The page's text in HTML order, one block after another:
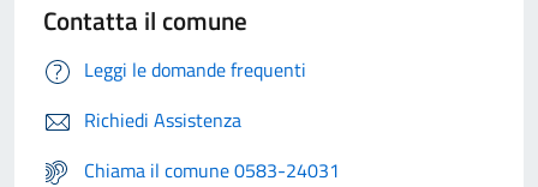
Contatta il comune
Leggi le domande frequenti
Richiedi Assistenza
Chiama il comune 0583-24031